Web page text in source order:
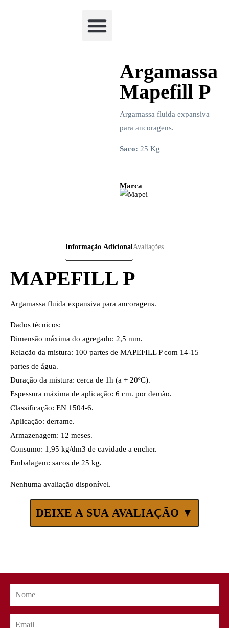
Argamassa
Mapefill P
Argamassa fluida expansiva
para ancoragens.
Saco: 25 Kg
Marca
Informação Adicional Avaliações
MAPEFILL P
Argamassa fluida expansiva para ancoragens.
Dados técnicos:
Dimensão máxima do agregado: 2,5 mm.
Relação da mistura: 100 partes de MAPEFILL P com 14-15
partes de água.
Duração da mistura: cerca de 1h (a + 20ºC).
Espessura máxima de aplicação: 6 cm. por demão.
Classificação: EN 1504-6.
Aplicação: derrame.
Armazenagem: 12 meses.
Consumo: 1,95 kg/dm3 de cavidade a encher.
Embalagem: sacos de 25 kg.
Nenhuma avaliação disponível.
DEIXE A SUA AVALIAÇÃO ▼